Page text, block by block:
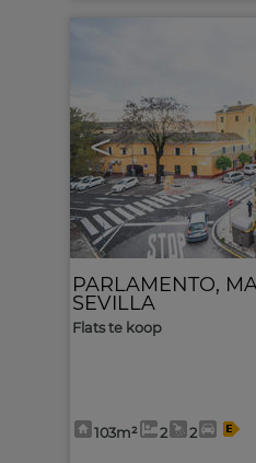
<
PARLAMENTO,
SEVILLA
Flats te koop
103m² 2 2